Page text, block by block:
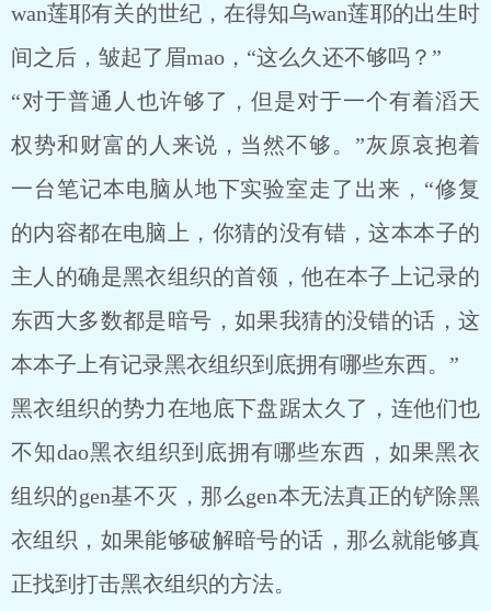
wan莲耶有关的世纪，在得知乌wan莲耶的出生时
间之后，皱起了眉mao，“这么久还不够吗？”
“对于普通人也许够了，但是对于一个有着滔天
权势和财富的人来说，当然不够。”灰原哀抱着
一台笔记本电脑从地下实验室走了出来，“修复
的内容都在电脑上，你猜的没有错，这本本子的
主人的确是黑衣组织的首领，他在本子上记录的
东西大多数都是暗号，如果我猜的没错的话，这
本本子上有记录黑衣组织到底拥有哪些东西。”
黑衣组织的势力在地底下盘踞太久了，连他们也
不知dao黑衣组织到底拥有哪些东西，如果黑衣
组织的gen基不灭，那么gen本无法真正的铲除黑
衣组织，如果能够破解暗号的话，那么就能够真
正找到打击黑衣组织的方法。